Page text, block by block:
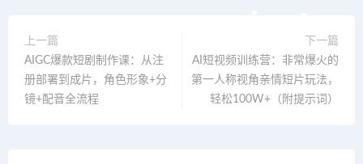
上一篇
AIGC爆款短剧制作课：从注
册部署到成片，角色形象+分
镜+配音全流程
下一篇
AI短视频训练营：非常爆火的
第一人称视角亲情短片玩法，
轻松100W+（附提示词）